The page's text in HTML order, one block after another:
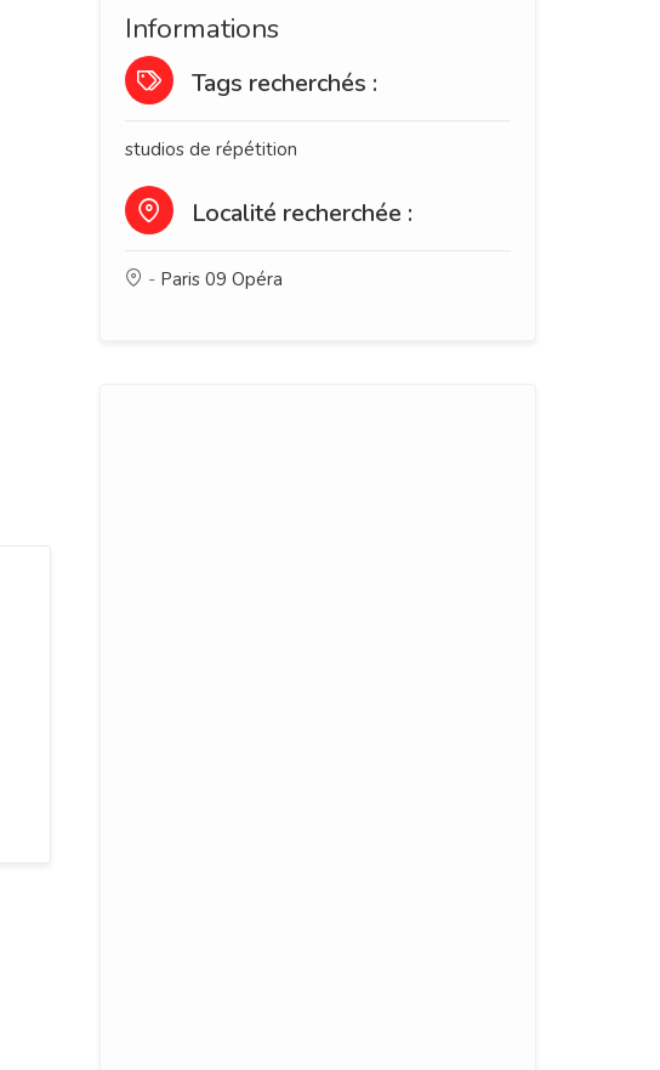
Informations
Tags recherchés :
studios de répétition
Localité recherchée :
- Paris 09 Opéra